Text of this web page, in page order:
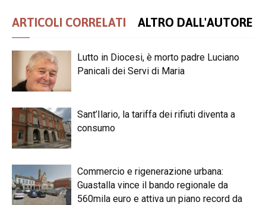
ARTICOLI CORRELATI ALTRO DALL'AUTORE
Lutto in Diocesi, è morto padre Luciano
Panicali dei Servi di Maria
Sant’Ilario, la tariffa dei rifiuti diventa a
consumo
Commercio e rigenerazione urbana:
Guastalla vince il bando regionale da
560mila euro e attiva un piano record da